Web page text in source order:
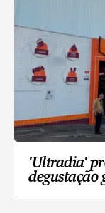
'Ultradia'
degustação